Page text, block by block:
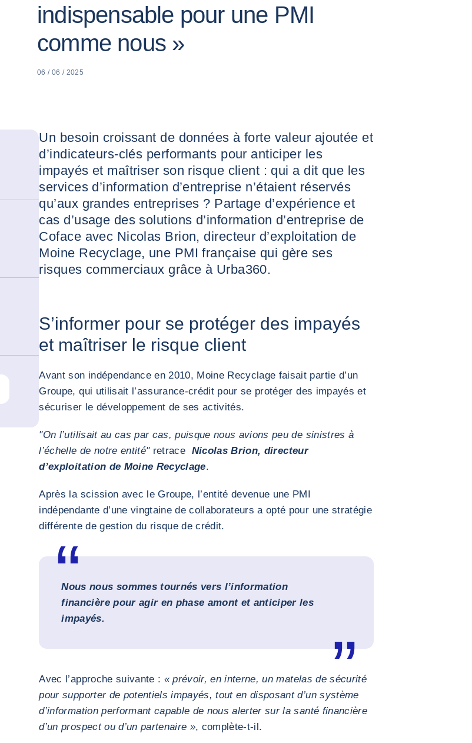
indispensable pour une PMI
comme nous »
06 / 06 / 2025
Un besoin croissant de données à forte valeur ajoutée et
d’indicateurs-clés performants pour anticiper les
impayés et maîtriser son risque client : qui a dit que les
services d’information d’entreprise n’étaient réservés
qu’aux grandes entreprises ? Partage d’expérience et
cas d’usage des solutions d’information d’entreprise de
Coface avec Nicolas Brion, directeur d’exploitation de
Moine Recyclage, une PMI française qui gère ses
risques commerciaux grâce à Urba360.
S’informer pour se protéger des impayés
et maîtriser le risque client
Avant son indépendance en 2010, Moine Recyclage faisait partie d’un
Groupe, qui utilisait l’assurance-crédit pour se protéger des impayés et
sécuriser le développement de ses activités.
"On l’utilisait au cas par cas, puisque nous avions peu de sinistres à
l’échelle de notre entité" retrace Nicolas Brion, directeur
d’exploitation de Moine Recyclage.
Après la scission avec le Groupe, l’entité devenue une PMI
indépendante d’une vingtaine de collaborateurs a opté pour une stratégie
différente de gestion du risque de crédit.
Nous nous sommes tournés vers l’information
financière pour agir en phase amont et anticiper les
impayés.
Avec l’approche suivante : « prévoir, en interne, un matelas de sécurité
pour supporter de potentiels impayés, tout en disposant d’un système
d’information performant capable de nous alerter sur la santé financière
d’un prospect ou d’un partenaire », complète-t-il.